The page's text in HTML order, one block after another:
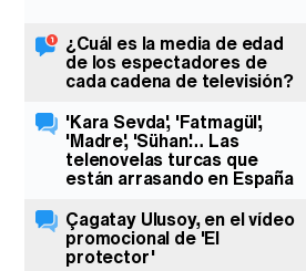
¿Cuál es la media de edad
de los espectadores de
cada cadena de televisión?
'Kara Sevda', 'Fatmagül',
'Madre', 'Sühan'… Las
telenovelas turcas que
están arrasando en España
Çagatay Ulusoy, en el vídeo
promocional de 'El
protector'